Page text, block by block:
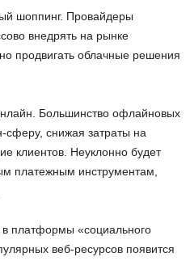
шоппинг. Провайдеры
внедрять на рынке
продвигать облачные решения
Большинство офлайновых
сферу, снижая затраты на
клиентов. Неуклонно будет
платежным инструментам,
платформы «социального
веб-ресурсов появится